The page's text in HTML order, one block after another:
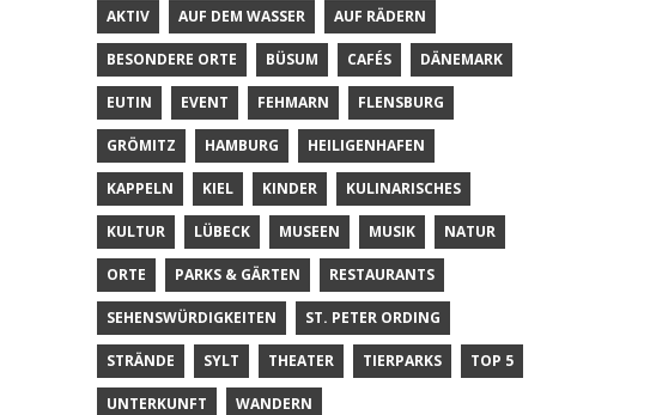
AKTIV AUF DEM WASSER AUF RÄDERN
BESONDERE ORTE BÜSUM CAFÉS DÄNEMARK
EUTIN EVENT FEHMARN FLENSBURG
GRÖMITZ HAMBURG HEILIGENHAFEN
KAPPELN KIEL KINDER KULINARISCHES
KULTUR LÜBECK MUSEEN MUSIK NATUR
ORTE PARKS & GÄRTEN RESTAURANTS
SEHENSWÜRDIGKEITEN ST. PETER ORDING
STRÄNDE SYLT THEATER TIERPARKS TOP 5
UNTERKUNFT WANDERN